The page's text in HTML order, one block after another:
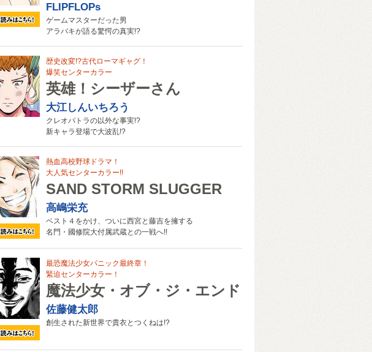
FLIPFLOPs
ゲームマスターだった男
アラバキが語る驚愕の真実!?
歴史改変!?古代ローマギャグ！
爆笑センターカラー
英雄！シーザーさん
大江しんいちろう
クレオパトラの以外な事実!?
新キャラ登場で大波乱!?
熱血高校野球ドラマ！
大人気センターカラー!!
SAND STORM SLUGGER
高嶋栄充
ベスト４をかけ、ついに西宮と藤吉を擁する
名門・國修院大付属武蔵との一戦へ!!
最恐魔法少女パニック最終章！
緊迫センターカラー！
魔法少女・オブ・ジ・エンド
佐藤健太郎
創生された新世界で貴衣とつくねは!?